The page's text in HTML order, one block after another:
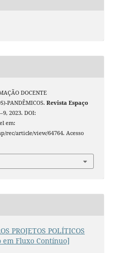
DOCENTE
PANDÊMICOS. Revista Espaço
2023. DOI:
em:
rec/article/view/64764. Acesso
PROJETOS POLÍTICOS
em Fluxo Contínuo]